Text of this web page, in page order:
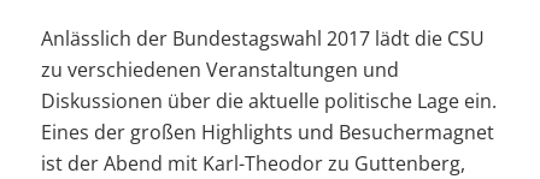
Anlässlich der Bundestagswahl 2017 lädt die CSU
zu verschiedenen Veranstaltungen und
Diskussionen über die aktuelle politische Lage ein.
Eines der großen Highlights und Besuchermagnet
ist der Abend mit Karl-Theodor zu Guttenberg,